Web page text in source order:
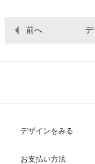
前へ
デザインをみる
お支払い方法